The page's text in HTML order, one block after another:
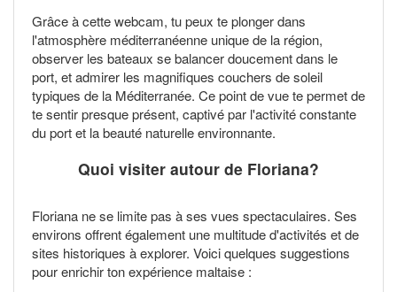
Grâce à cette webcam, tu peux te plonger dans
l'atmosphère méditerranéenne unique de la région,
observer les bateaux se balancer doucement dans le
port, et admirer les magnifiques couchers de soleil
typiques de la Méditerranée. Ce point de vue te permet de
te sentir presque présent, captivé par l'activité constante
du port et la beauté naturelle environnante.
Quoi visiter autour de Floriana?
Floriana ne se limite pas à ses vues spectaculaires. Ses
environs offrent également une multitude d'activités et de
sites historiques à explorer. Voici quelques suggestions
pour enrichir ton expérience maltaise :